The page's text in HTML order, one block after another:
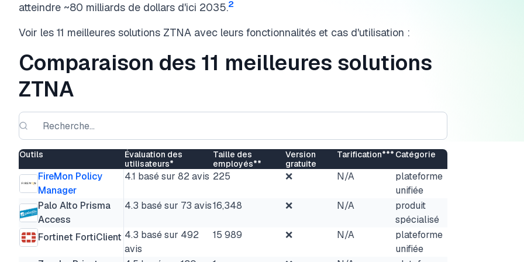
atteindre ~80 milliards de dollars d'ici 2035.2
Voir les 11 meilleures solutions ZTNA avec leurs fonctionnalités et cas d'utilisation :
Comparaison des 11 meilleures solutions
ZTNA
Outils
Évaluation des
utilisateurs*
Taille des
employés**
Version
gratuite
Tarification*** Catégorie
FireMon Policy
Manager
4.1 basé sur 82 avis 225 ❌ N/A
plateforme
unifiée
Palo Alto Prisma
Access
4.3 basé sur 73 avis16,348 ❌ N/A
produit
spécialisé
Fortinet FortiClient 4.3 basé sur 492
avis
15 989 ❌ N/A
plateforme
unifiée